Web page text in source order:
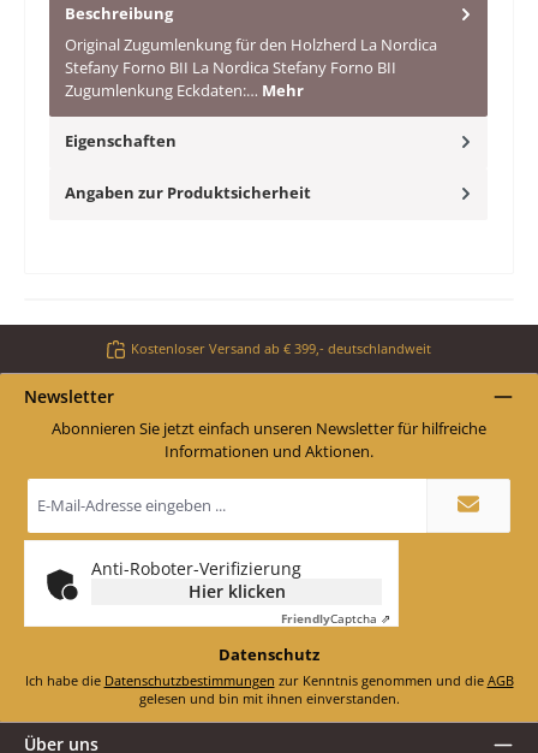
Beschreibung
Original Zugumlenkung für den Holzherd La Nordica
Stefany Forno BII La Nordica Stefany Forno BII
Zugumlenkung Eckdaten:… Mehr
Eigenschaften
Angaben zur Produktsicherheit
Kostenloser Versand ab € 399,- deutschlandweit
Newsletter
Abonnieren Sie jetzt einfach unseren Newsletter für hilfreiche
Informationen und Aktionen.
E-
Mail-
*
Anti-Roboter-Verifizierung
Hier klicken
FriendlyCaptcha ⇗
Datenschutz
Ich habe die Datenschutzbestimmungen zur Kenntnis genommen und die AGB
gelesen und bin mit ihnen einverstanden.
Über uns